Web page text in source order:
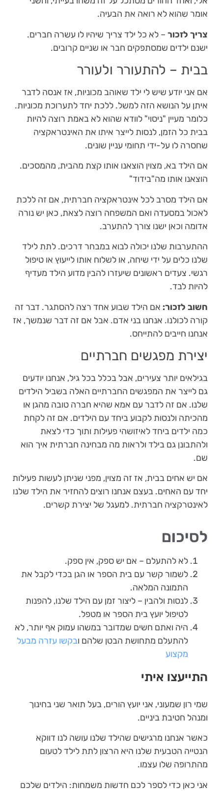
אומר שהוא לא רואה את הבעיה.
צריך לזכור – לא כל ילד צריך שיהיו לו עשרה חברים.
ישנם ילדים שמסתפקים חבר או שניים קרובים.
בבית – להתעורר ולעורר
אם אני יודע שיש לי ילד שאוהב מכוניות, אז אנסה לדבר
איתן על הנושא הזה למשל. ללכת יחד לתערוכת מכוניות.
כלומר מעיין "ניסוי" לוודא שהוא לא באמת רוצה להיות
בבית כל הזמן, לנסות לייצר איתו את האינטראקציה
שחסרה לו על-ידי תחומי עניין שונים.
אם הילד בא, מצוין הוצאנו אותו קצת מהבית, מהמסכים.
הוצאנו אותו מה"בידוד"
אם הילד מסרב לכל אינטראקציה חברתית, אם זה ללכת
לאכול במסעדה ואם המשפחה רוצה לצאת, כאן יש נורה
אדומה וכאן ישנו צורך להתערב.
ההתערבות שלנו יכולה לבוא במבחר דרכים. לתת לילד
שלנו כלים על ידי שיחה, או לשלוח אותו לייעוץ או טיפול
רגשי. צעדים ראשונים שיעזרו להבין מדוע הילד מעדיף
להיות לבד.
חשוב לזכור: אם הילד שבוע אחד רצה להסתגר. דבר זה
קורה לכולנו. אנחנו בני אדם. אבל אם זה דבר שנמשך, אז
אנחנו חייבים להתייחס.
יצירת מפגשים חברתיים
בגילאים יותר צעירים, אבל בכלל בכל גיל, אנחנו יודעים
גם לייצר את המפגשים החברתיים האלה בשביל הילדים
שלנו. אם זה לדבר עם אמא שהיא חברה טובה מהגן או
מהכיתה ולנסות לקבוע ביחד עם הילדים. אם זה לקחת
כמה ילדים ביחד לאיזושהי פעילות ותוך כדי לצאת
ולהתבונן גם בילד ולראות מה מבחינה חברתית איך הוא
שם.
אם יש אחים בבית, אז זה מצוין, מפני שניתן לעשות פעילות
יחד עם האחים. בעצם אנחנו רוצים להחזיר את הילד שלנו
לאינטרקציה חברתית. למעגל של יצירת קשרים.
לסיכום
לא להתעלם – אם יש ספק, אין ספק.
לשמור קשר עם בית הספר או הגן בכדי לקבל את
התמונה המלאה.
לנסות ולהבין – ליצור זמן עם הילד שלנו, להפנות
לטיפול יועץ בית הספר או מטפל.
היה ואתם חשים שמדובר במשהו עמוק אף יותר, לא
להתעלם מתחושת הבטן שלהם ובקשו עזרה מבעל
מקצוע
התייעצו איתי
שמי רון שמעוני, אני יועץ הורים, בעל תואר שני בחינוך
ומנהל חטיבת ביניים.
כאשר אנחנו מרגישים שהילד שלנו עושה לנו דווקא
הנטייה הטבעית שלנו היא הרצון לתת לילד לטעום
מהתרופה שלו עצמו.
אני כאן כדי לספר לכם חדשות משמחות: הילדים שלכם